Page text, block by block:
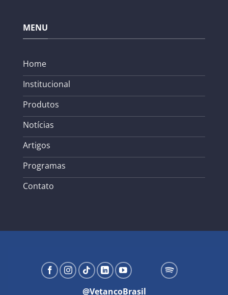
MENU
Home
Institucional
Produtos
Notícias
Artigos
Programas
Contato
@VetancoBrasil